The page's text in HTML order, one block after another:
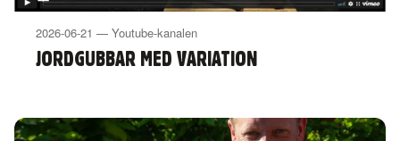
2026-06-21 — Youtube-kanalen
JORDGUBBAR MED VARIATION